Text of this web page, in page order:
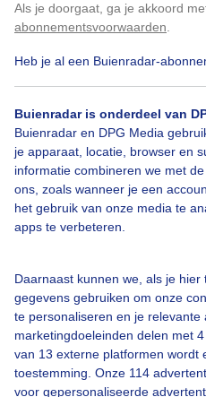
Als je doorgaat, ga je akkoord
abonnementsvoorwaarden
Heb je al een Buienradar-
Buienradar is onderdeel van
Buienradar en DPG Media
je apparaat, locatie, browser en
informatie combineren we met
ons, zoals wanneer je een
het gebruik van onze media te
apps te verbeteren.
Daarnaast kunnen we, als je
gegevens gebruiken om onze
te personaliseren en je
marketingdoeleinden delen met
van 13 externe platformen wordt
toestemming. Onze 114
voor gepersonaliseerde
Over Buienradar
Bedrijfsgegevens
Veelgestelde vragen
Contact
Toegankelijkheid
Buienradar Team
Privacy beleid
Cookie beleid
Privacy instellingen
Klik hierom dit